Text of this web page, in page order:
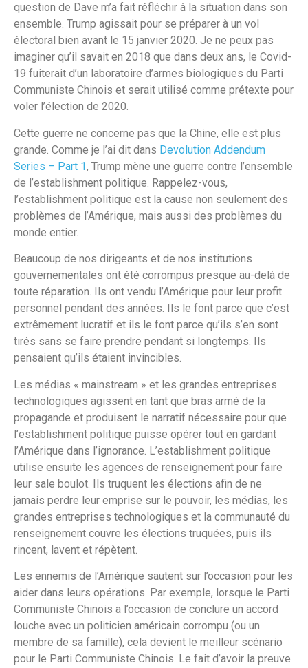
question de Dave m’a fait réfléchir à la situation dans son
ensemble. Trump agissait pour se préparer à un vol
électoral bien avant le 15 janvier 2020. Je ne peux pas
imaginer qu’il savait en 2018 que dans deux ans, le Covid-
19 fuiterait d’un laboratoire d’armes biologiques du Parti
Communiste Chinois et serait utilisé comme prétexte pour
voler l’élection de 2020.
Cette guerre ne concerne pas que la Chine, elle est plus
grande. Comme je l’ai dit dans Devolution Addendum
Series – Part 1, Trump mène une guerre contre l’ensemble
de l’establishment politique. Rappelez-vous,
l’establishment politique est la cause non seulement des
problèmes de l’Amérique, mais aussi des problèmes du
monde entier.
Beaucoup de nos dirigeants et de nos institutions
gouvernementales ont été corrompus presque au-delà de
toute réparation. Ils ont vendu l’Amérique pour leur profit
personnel pendant des années. Ils le font parce que c’est
extrêmement lucratif et ils le font parce qu’ils s’en sont
tirés sans se faire prendre pendant si longtemps. Ils
pensaient qu’ils étaient invincibles.
Les médias « mainstream » et les grandes entreprises
technologiques agissent en tant que bras armé de la
propagande et produisent le narratif nécessaire pour que
l’establishment politique puisse opérer tout en gardant
l’Amérique dans l’ignorance. L’establishment politique
utilise ensuite les agences de renseignement pour faire
leur sale boulot. Ils truquent les élections afin de ne
jamais perdre leur emprise sur le pouvoir, les médias, les
grandes entreprises technologiques et la communauté du
renseignement couvre les élections truquées, puis ils
rincent, lavent et répètent.
Les ennemis de l’Amérique sautent sur l’occasion pour les
aider dans leurs opérations. Par exemple, lorsque le Parti
Communiste Chinois a l’occasion de conclure un accord
louche avec un politicien américain corrompu (ou un
membre de sa famille), cela devient le meilleur scénario
pour le Parti Communiste Chinois. Le fait d’avoir la preuve